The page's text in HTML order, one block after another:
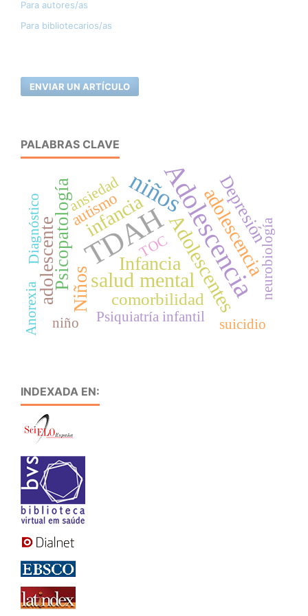
Para autores/as
Para bibliotecarios/as
ENVIAR UN ARTÍCULO
PALABRAS CLAVE
TDAHAdolescencia
niños
Adolescentes
salud mental
Infancia adolescencia
Niños
infancia
Psicopatología
adolescente
Depresión
comorbilidad
autismo
ansiedad
TOC
Psiquiatría infantil
neurobiología
suicidio
Diagnóstico
Anorexia niño
INDEXADA EN: